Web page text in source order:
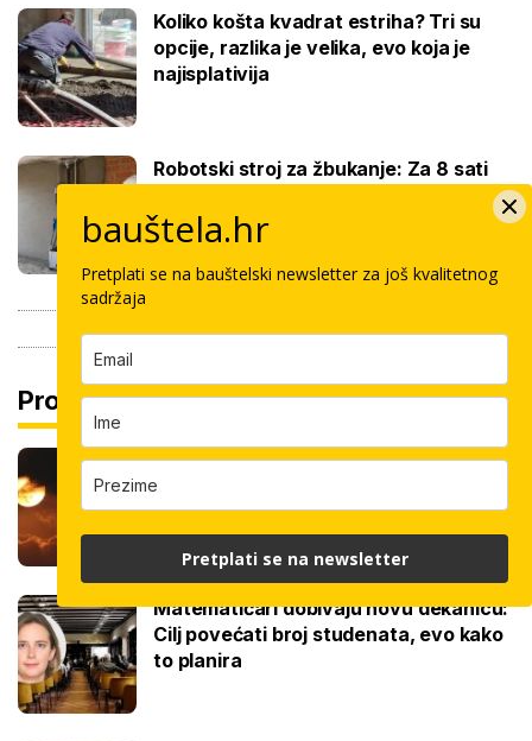
Koliko košta kvadrat estriha? Tri su
opcije, razlika je velika, evo koja je
najisplativija
Robotski stroj za žbukanje: Za 8 sati
samo dva bauštelca
Pročitaj još
Je li pomrčina Sunca opasna za vid?
Pitali smo stručnjaka, evo gdje je
promatrati
Matematičari dobivaju novu dekanicu:
Cilj povećati broj studenata, evo kako
to planira
bauštela.hr
Pretplati se na bauštelski newsletter za još kvalitetnog
sadržaja
Pretplati se na newsletter